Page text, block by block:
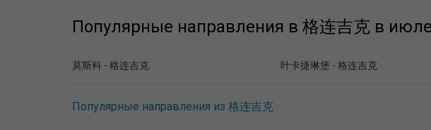
Популярные направления в 格连吉克 в
莫斯科 - 格连吉克 叶卡捷琳堡 - 格连吉克
Популярные направления из 格连吉克